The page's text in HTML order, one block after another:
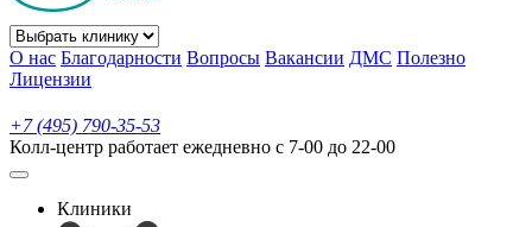
О нас Благодарности Вопросы Вакансии ДМС Полезно
Лицензии
+7 (495) 790-35-53
Колл-центр работает ежедневно с 7-00 до 22-00
Клиники